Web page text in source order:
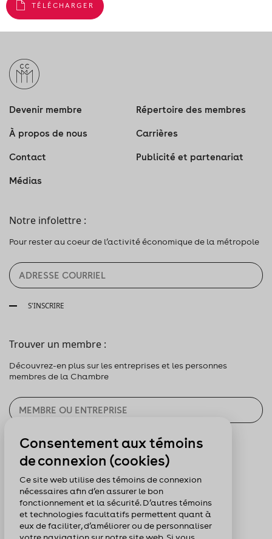
TÉLÉCHARGER
Devenir membre Répertoire des membres
À propos de nous Carrières
Contact Publicité et partenariat
Médias
Notre infolettre :
Pour rester au coeur de l’activité économique de la métropole
S'INSCRIRE
Trouver un membre :
Découvrez-en plus sur les entreprises et les personnes
membres de la Chambre
CHERCHER
Pour nous suivre :
Consentement aux témoins
de connexion (cookies)
Ce site web utilise des témoins de connexion
nécessaires afin d’en assurer le bon
fonctionnement et la sécurité. D’autres témoins
et technologies facultatifs permettent quant à
eux de faciliter, d’améliorer ou de personnaliser